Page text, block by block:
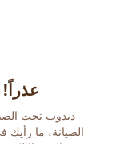
دبدوب تحت
الصيانة، ما